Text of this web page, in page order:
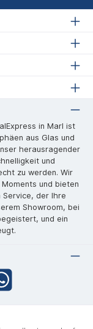
in Marl ist
aus Glas und
herausragender
und
zu werden. Wir
und bieten
der Ihre
Showroom, bei
und ein